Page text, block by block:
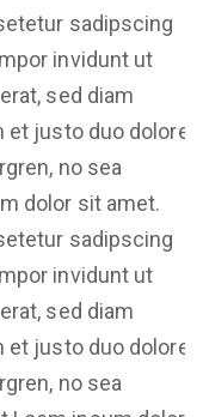
sadipscing
invidunt ut
sed diam
justo duo dolores
no sea
dolor sit amet.
sadipscing
invidunt ut
sed diam
justo duo dolores
no sea